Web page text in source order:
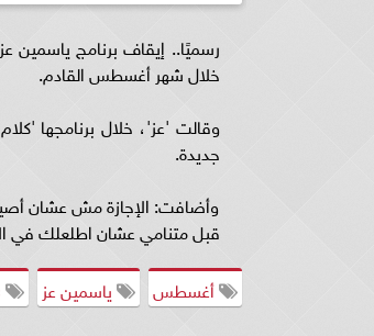
خلال شهر أغسطس القادم.
جديدة.
وأضافت: الإجازة مش عشان
قبل متنامي عشان اطلعلك في
أغسطس
ياسمين عز